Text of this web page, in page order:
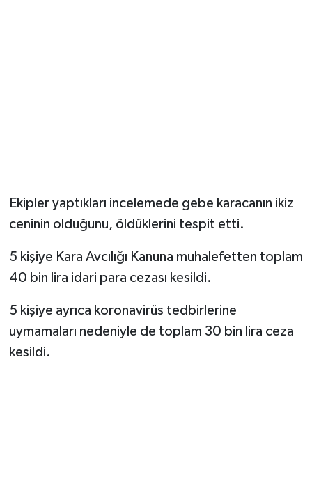
Ekipler yaptıkları incelemede gebe karacanın ikiz
ceninin olduğunu, öldüklerini tespit etti.
5 kişiye Kara Avcılığı Kanuna muhalefetten toplam
40 bin lira idari para cezası kesildi.
5 kişiye ayrıca koronavirüs tedbirlerine
uymamaları nedeniyle de toplam 30 bin lira ceza
kesildi.